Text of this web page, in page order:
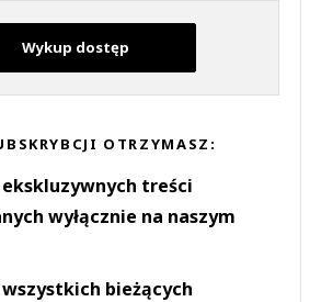
Wykup dostęp
OTRZYMASZ:
ekskluzywnych treści
wyłącznie na naszym
bieżących